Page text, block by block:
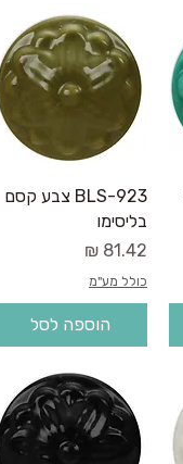
תצוגה מהירה
BLS-923 צבע קסם
בליסימו
מחיר
כולל מע"מ
הוספה לסל